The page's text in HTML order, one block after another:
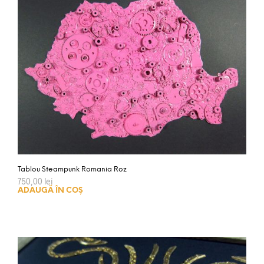
Tablou Steampunk Romania Roz
750,00 lei
ADAUGĂ ÎN COȘ